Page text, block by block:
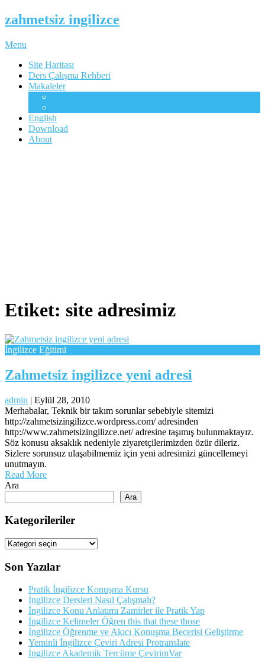
zahmetsiz ingilizce
Menu
Site Haritası
Ders Çalışma Rehberi
Makaleler
English
Download
About
Etiket: site adresimiz
İngilizce Eğitimi
Zahmetsiz ingilizce yeni adresi
admin | Eylül 28, 2010
Merhabalar, Teknik bir takım sorunlar sebebiyle sitemizi
http://zahmetsizingilizce.wordpress.com/ adresinden
http://www.zahmetsizingilizce.net/ adresine taşımış bulunmaktayız.
Söz konusu aksaklık nedeniyle ziyaretçilerimizden özür dileriz.
Sizlere sorunsuz ulaşabilmemiz için yeni adresimizi güncellemeyi
unutmayın.
Read More
Ara
Ara
Kategorileriler
Kategorileriler
Son Yazılar
Pratik İngilizce Konuşma Kursu
İngilizce Dersleri Nasıl Çalışmalı?
İngilizce Konu Anlatımı Zamirler ile Pratik Yap
İngilizce Kelimeler Öğren this that these those
İngilizce Öğrenme ve Akıcı Konuşma Becerisi Geliştirme
Yeminli İngilizce Çeviri Adresi Protranslate
İngilizce Akademik Tercüme ÇevirimVar